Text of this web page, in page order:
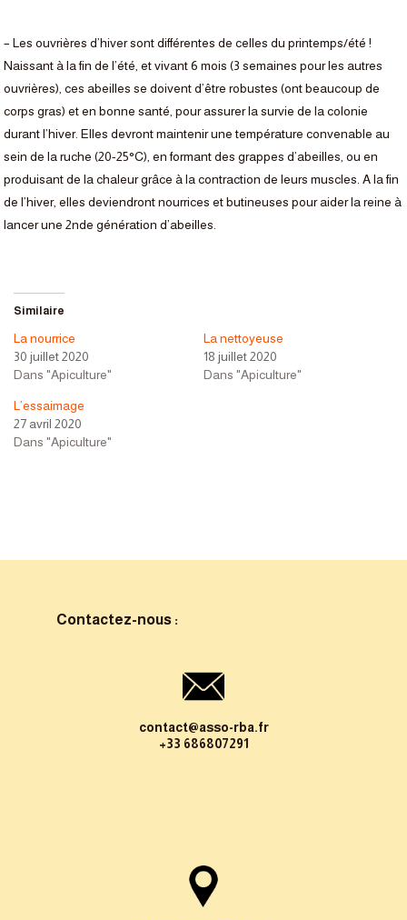
– Les ouvrières d’hiver sont différentes de celles du printemps/été !
Naissant à la fin de l’été, et vivant 6 mois (3 semaines pour les autres
ouvrières), ces abeilles se doivent d’être robustes (ont beaucoup de
corps gras) et en bonne santé, pour assurer la survie de la colonie
durant l’hiver. Elles devront maintenir une température convenable au
sein de la ruche (20-25°C), en formant des grappes d’abeilles, ou en
produisant de la chaleur grâce à la contraction de leurs muscles. A la fin
de l’hiver, elles deviendront nourrices et butineuses pour aider la reine à
lancer une 2nde génération d’abeilles.
Similaire
La nourrice
30 juillet 2020
Dans "Apiculture"
La nettoyeuse
18 juillet 2020
Dans "Apiculture"
L’essaimage
27 avril 2020
Dans "Apiculture"
Contactez-nous :
contact@asso-rba.fr
+33 686807291